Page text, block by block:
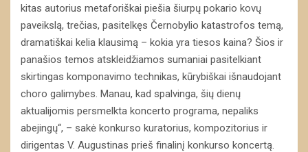
kitas autorius metaforiškai piešia šiurpų pokario kovų
paveikslą, trečias, pasitelkęs Černobylio katastrofos temą,
dramatiškai kelia klausimą – kokia yra tiesos kaina? Šios ir
panašios temos atskleidžiamos sumaniai pasitelkiant
skirtingas komponavimo technikas, kūrybiškai išnaudojant
choro galimybes. Manau, kad spalvinga, šių dienų
aktualijomis persmelkta koncerto programa, nepaliks
abejingų“, – sakė konkurso kuratorius, kompozitorius ir
dirigentas V. Augustinas prieš finalinį konkurso koncertą.